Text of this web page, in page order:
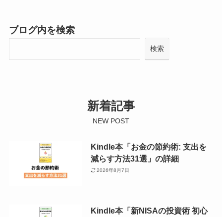
ブログ内を検索
検索
新着記事
NEW POST
Kindle本「お金の節約術: 支出を
減らす方法31選」の詳細
2026年8月7日
Kindle本「新NISAの投資術 初心